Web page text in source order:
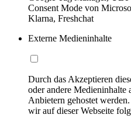
Consent Mode von
Klarna, Freshchat
Externe Medieninhalte
Durch das Akzeptieren
oder andere Medieninhalte
Anbietern gehostet
wir auf dieser Webseite